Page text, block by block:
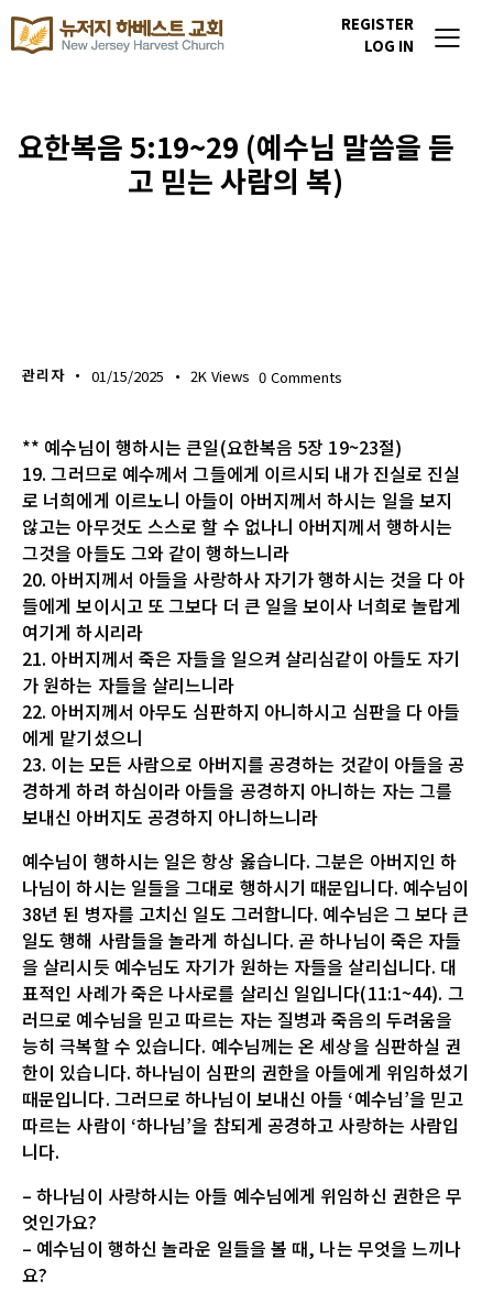
REGISTER
LOG IN
요한복음 5:19~29 (예수님 말씀을 듣
고 믿는 사람의 복)
관리자 01/15/2025 2K Views 0 Comments
** 예수님이 행하시는 큰일(요한복음 5장 19~23절)
19. 그러므로 예수께서 그들에게 이르시되 내가 진실로 진실
로 너희에게 이르노니 아들이 아버지께서 하시는 일을 보지
않고는 아무것도 스스로 할 수 없나니 아버지께서 행하시는
그것을 아들도 그와 같이 행하느니라
20. 아버지께서 아들을 사랑하사 자기가 행하시는 것을 다 아
들에게 보이시고 또 그보다 더 큰 일을 보이사 너희로 놀랍게
여기게 하시리라
21. 아버지께서 죽은 자들을 일으켜 살리심같이 아들도 자기
가 원하는 자들을 살리느니라
22. 아버지께서 아무도 심판하지 아니하시고 심판을 다 아들
에게 맡기셨으니
23. 이는 모든 사람으로 아버지를 공경하는 것같이 아들을 공
경하게 하려 하심이라 아들을 공경하지 아니하는 자는 그를
보내신 아버지도 공경하지 아니하느니라
예수님이 행하시는 일은 항상 옳습니다. 그분은 아버지인 하
나님이 하시는 일들을 그대로 행하시기 때문입니다. 예수님이
38년 된 병자를 고치신 일도 그러합니다. 예수님은 그 보다 큰
일도 행해 사람들을 놀라게 하십니다. 곧 하나님이 죽은 자들
을 살리시듯 예수님도 자기가 원하는 자들을 살리십니다. 대
표적인 사례가 죽은 나사로를 살리신 일입니다(11:1~44). 그
러므로 예수님을 믿고 따르는 자는 질병과 죽음의 두려움을
능히 극복할 수 있습니다. 예수님께는 온 세상을 심판하실 권
한이 있습니다. 하나님이 심판의 권한을 아들에게 위임하셨기
때문입니다. 그러므로 하나님이 보내신 아들 ‘예수님’을 믿고
따르는 사람이 ‘하나님’을 참되게 공경하고 사랑하는 사람입
니다.
– 하나님이 사랑하시는 아들 예수님에게 위임하신 권한은 무
엇인가요?
– 예수님이 행하신 놀라운 일들을 볼 때, 나는 무엇을 느끼나
요?